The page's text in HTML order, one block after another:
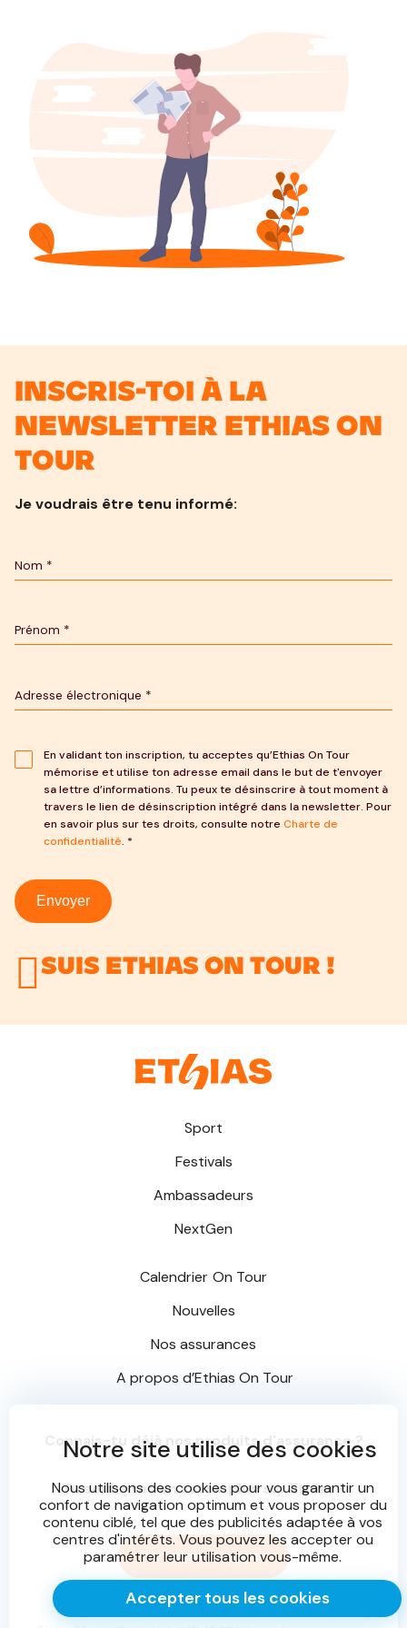
Inscris-toi à la
newsletter Ethias On
Tour
Je voudrais être tenu informé:
En validant ton inscription, tu acceptes qu’Ethias On Tour
mémorise et utilise ton adresse email dans le but de t'envoyer
sa lettre d’informations. Tu peux te désinscrire à tout moment à
travers le lien de désinscription intégré dans la newsletter. Pour
en savoir plus sur tes droits, consulte notre Charte de
confidentialité. *
Envoyer
Suis Ethias On Tour !
Sport
Festivals
Ambassadeurs
NextGen
Calendrier On Tour
Nouvelles
Nos assurances
A propos d’Ethias On Tour
Connais-tu déjà nos produits d'assurance ?
Tu souhaites en savoir plus sur Ethias ?
Participe et gagne
Notre site utilise des cookies
Nous utilisons des cookies pour vous garantir un
confort de navigation optimum et vous proposer du
contenu ciblé, tel que des publicités adaptée à vos
centres d'intérêts. Vous pouvez les accepter ou
paramétrer leur utilisation vous-même.
Accepter tous les cookies